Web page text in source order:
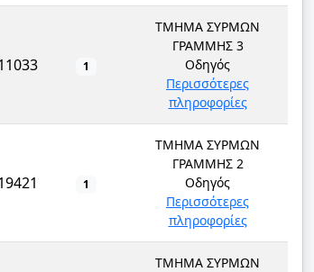
1
ΤΜΗΜΑ ΣΥΡΜΩΝ
ΓΡΑΜΜΗΣ 3
Οδηγός
Περισσότερες
πληροφορίες
1
ΤΜΗΜΑ ΣΥΡΜΩΝ
ΓΡΑΜΜΗΣ 2
Οδηγός
Περισσότερες
πληροφορίες
ΤΜΗΜΑ ΣΥΡΜΩΝ